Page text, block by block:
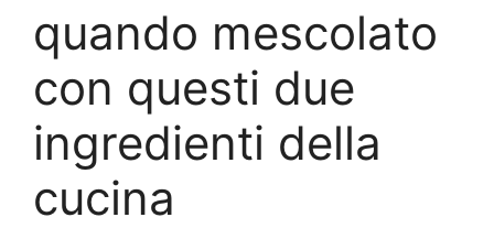
quando mescolato
con questi due
ingredienti della
cucina